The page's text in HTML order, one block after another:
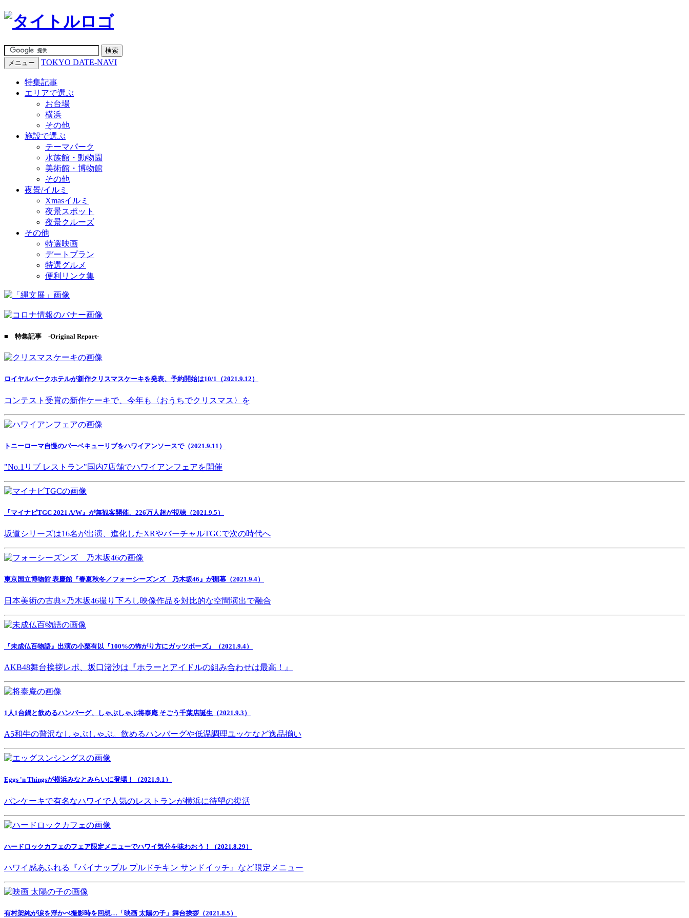
メニュー TOKYO DATE-NAVI
特集記事
エリアで選ぶ
お台場
横浜
その他
施設で選ぶ
テーマパーク
水族館・動物園
美術館・博物館
その他
夜景/イルミ
Xmasイルミ
夜景スポット
夜景クルーズ
その他
特選映画
デートプラン
特選グルメ
便利リンク集
■ 特集記事 -Original Report-
ロイヤルパークホテルが新作クリスマスケーキを発表、予約開始は10/1（2021.9.12）
コンテスト受賞の新作ケーキで、今年も〈おうちでクリスマス〉を
トニーローマ自慢のバーベキューリブをハワイアンソースで（2021.9.11）
"No.1リブ レストラン"国内7店舗でハワイアンフェアを開催
『マイナビTGC 2021 A/W』が無観客開催、226万人超が視聴（2021.9.5）
坂道シリーズは16名が出演、進化したXRやバーチャルTGCで次の時代へ
東京国立博物館 表慶館『春夏秋冬／フォーシーズンズ 乃木坂46』が開幕（2021.9.4）
日本美術の古典×乃木坂46撮り下ろし映像作品を対比的な空間演出で融合
『未成仏百物語』出演の小栗有以『100%の怖がり方にガッツポーズ』（2021.9.4）
AKB48舞台挨拶レポ、坂口渚沙は『ホラーとアイドルの組み合わせは最高！』
1人1台鍋と飲めるハンバーグ、しゃぶしゃぶ将泰庵 そごう千葉店誕生（2021.9.3）
A5和牛の贅沢なしゃぶしゃぶ。飲めるハンバーグや低温調理ユッケなど逸品揃い
Eggs 'n Thingsが横浜みなとみらいに登場！（2021.9.1）
パンケーキで有名なハワイで人気のレストランが横浜に待望の復活
ハードロックカフェのフェア限定メニューでハワイ気分を味わおう！（2021.8.29）
ハワイ感あふれる『パイナップル プルドチキン サンドイッチ』など限定メニュー
有村架純が涙を浮かべ撮影時を回想…「映画 太陽の子」舞台挨拶（2021.8.5）